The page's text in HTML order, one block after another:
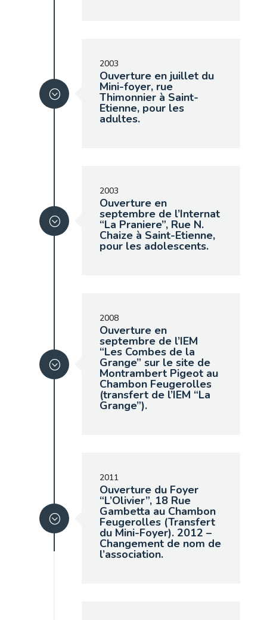
2003
Ouverture en juillet du
Mini-foyer, rue
Thimonnier à Saint-
Etienne, pour les
adultes.
2003
Ouverture en
septembre de l’Internat
“La Praniere”, Rue N.
Chaize à Saint-Etienne,
pour les adolescents.
2008
Ouverture en
septembre de l’IEM
“Les Combes de la
Grange” sur le site de
Montrambert Pigeot au
Chambon Feugerolles
(transfert de l’IEM “La
Grange”).
2011
Ouverture du Foyer
“L’Olivier”, 18 Rue
Gambetta au Chambon
Feugerolles (Transfert
du Mini-Foyer). 2012 –
Changement de nom de
l’association.